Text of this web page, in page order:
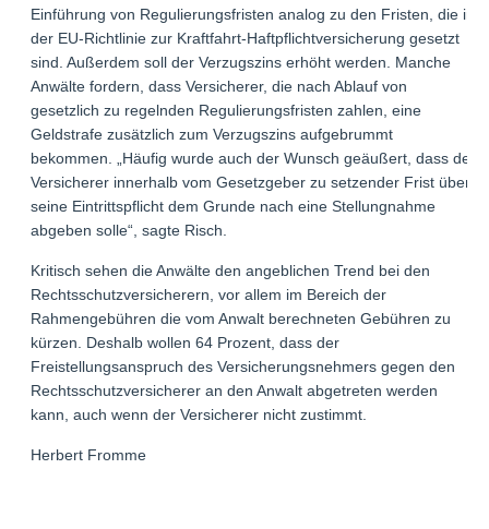
Einführung von Regulierungsfristen analog zu den Fristen, die in
der EU-Richtlinie zur Kraftfahrt-Haftpflichtversicherung gesetzt
sind. Außerdem soll der Verzugszins erhöht werden. Manche
Anwälte fordern, dass Versicherer, die nach Ablauf von
gesetzlich zu regelnden Regulierungsfristen zahlen, eine
Geldstrafe zusätzlich zum Verzugszins aufgebrummt
bekommen. „Häufig wurde auch der Wunsch geäußert, dass der
Versicherer innerhalb vom Gesetzgeber zu setzender Frist über
seine Eintrittspflicht dem Grunde nach eine Stellungnahme
abgeben solle“, sagte Risch.
Kritisch sehen die Anwälte den angeblichen Trend bei den
Rechtsschutzversicherern, vor allem im Bereich der
Rahmengebühren die vom Anwalt berechneten Gebühren zu
kürzen. Deshalb wollen 64 Prozent, dass der
Freistellungsanspruch des Versicherungsnehmers gegen den
Rechtsschutzversicherer an den Anwalt abgetreten werden
kann, auch wenn der Versicherer nicht zustimmt.
Herbert Fromme